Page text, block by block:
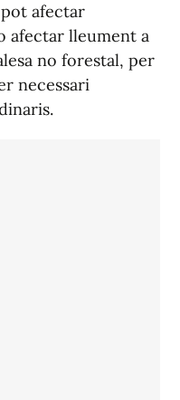
afectar
afectar lleument a
no forestal, per
necessari